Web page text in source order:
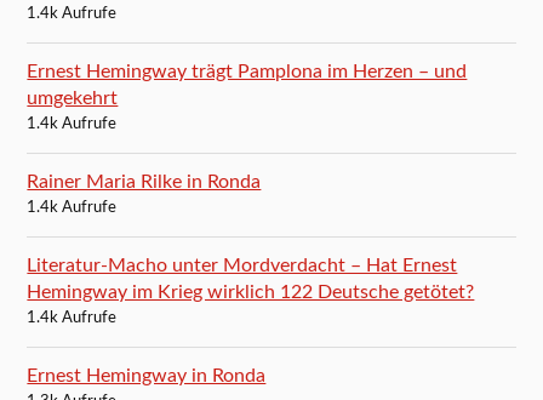
1.4k Aufrufe
Ernest Hemingway trägt Pamplona im Herzen – und
umgekehrt
1.4k Aufrufe
Rainer Maria Rilke in Ronda
1.4k Aufrufe
Literatur-Macho unter Mordverdacht – Hat Ernest
Hemingway im Krieg wirklich 122 Deutsche getötet?
1.4k Aufrufe
Ernest Hemingway in Ronda